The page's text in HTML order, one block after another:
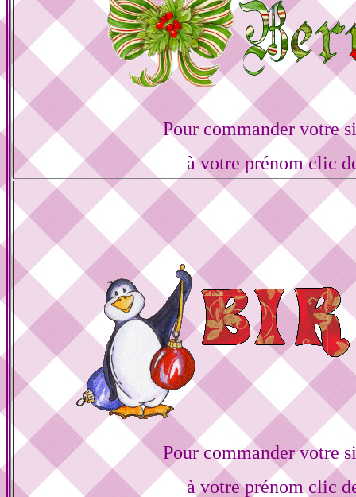
Pour commander votre
à votre prénom clic
Pour commander votre
à votre prénom clic